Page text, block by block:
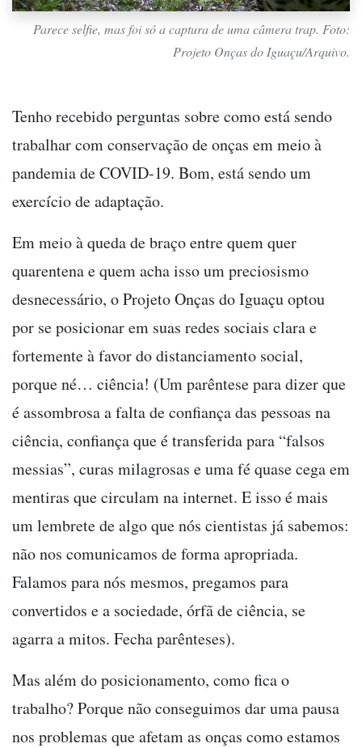
Parece selfie, mas foi só a captura de uma câmera trap. Foto:
Projeto Onças do Iguaçu/Arquivo.
Tenho recebido perguntas sobre como está sendo
trabalhar com conservação de onças em meio à
pandemia de COVID-19. Bom, está sendo um
exercício de adaptação.
Em meio à queda de braço entre quem quer
quarentena e quem acha isso um preciosismo
desnecessário, o Projeto Onças do Iguaçu optou
por se posicionar em suas redes sociais clara e
fortemente à favor do distanciamento social,
porque né… ciência! (Um parêntese para dizer que
é assombrosa a falta de confiança das pessoas na
ciência, confiança que é transferida para “falsos
messias”, curas milagrosas e uma fé quase cega em
mentiras que circulam na internet. E isso é mais
um lembrete de algo que nós cientistas já sabemos:
não nos comunicamos de forma apropriada.
Falamos para nós mesmos, pregamos para
convertidos e a sociedade, órfã de ciência, se
agarra a mitos. Fecha parênteses).
Mas além do posicionamento, como fica o
trabalho? Porque não conseguimos dar uma pausa
nos problemas que afetam as onças como estamos